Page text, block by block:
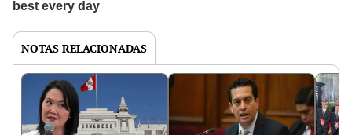
NOTAS RELACIONADAS